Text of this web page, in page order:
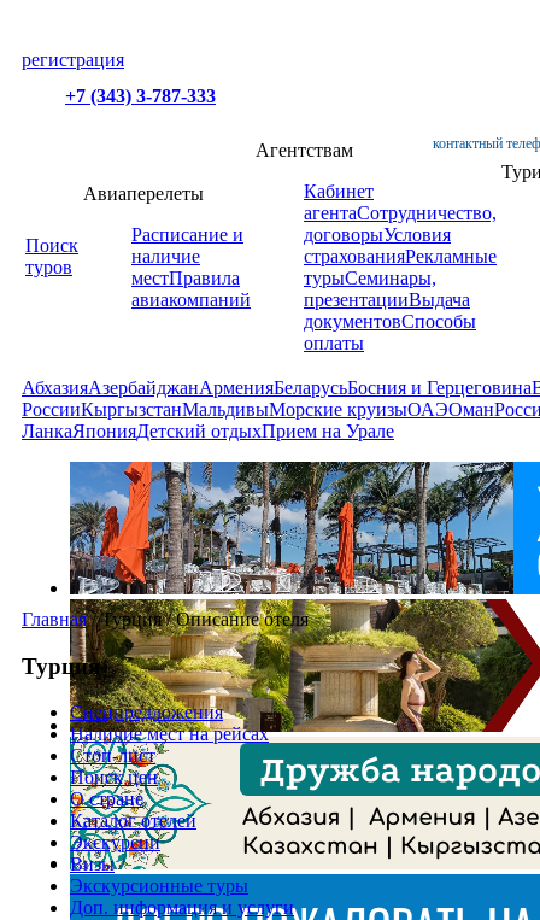
регистрация
+7 (343) 3-787-333
контактный
Поиск
туров
Авиаперелеты
Расписание и
наличие
местПравила
авиакомпаний
Агентствам
Кабинет
агентаСотрудничество,
договорыУсловия
страхованияРекламные
турыСеминары,
презентацииВыдача
документовСпособы
оплаты
АбхазияАзербайджанАрменияБеларусьБосния и Герцеговина
РоссииКыргызстанМальдивыМорские круизыОАЭОман
ЛанкаЯпонияДетский отдыхПрием на Урале
Главная /Турция/Описание отеля
Турция
Спецпредложения
Наличие мест на рейсах
Стоп-лист
Поиск цен
О стране
Каталог отелей
Экскурсии
Визы
Экскурсионные туры
Доп. информация и услуги